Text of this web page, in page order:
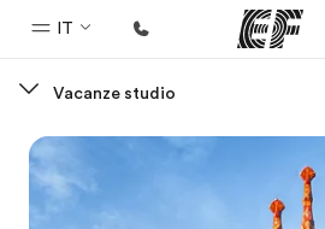
IT
Benvenuto alla EF
Programmi
Vacanze studio